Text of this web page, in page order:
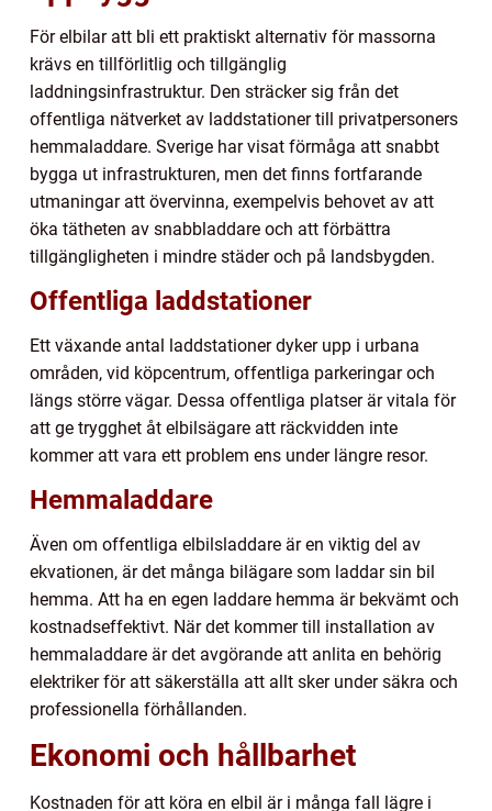
För elbilar att bli ett praktiskt alternativ för massorna
krävs en tillförlitlig och tillgänglig
laddningsinfrastruktur. Den sträcker sig från det
offentliga nätverket av laddstationer till privatpersoners
hemmaladdare. Sverige har visat förmåga att snabbt
bygga ut infrastrukturen, men det finns fortfarande
utmaningar att övervinna, exempelvis behovet av att
öka tätheten av snabbladdare och att förbättra
tillgängligheten i mindre städer och på landsbygden.
Offentliga laddstationer
Ett växande antal laddstationer dyker upp i urbana
områden, vid köpcentrum, offentliga parkeringar och
längs större vägar. Dessa offentliga platser är vitala för
att ge trygghet åt elbilsägare att räckvidden inte
kommer att vara ett problem ens under längre resor.
Hemmaladdare
Även om offentliga elbilsladdare är en viktig del av
ekvationen, är det många bilägare som laddar sin bil
hemma. Att ha en egen laddare hemma är bekvämt och
kostnadseffektivt. När det kommer till installation av
hemmaladdare är det avgörande att anlita en behörig
elektriker för att säkerställa att allt sker under säkra och
professionella förhållanden.
Ekonomi och hållbarhet
Kostnaden för att köra en elbil är i många fall lägre i